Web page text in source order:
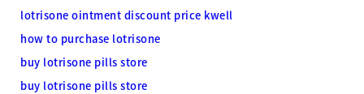
lotrisone ointment discount price kwell
how to purchase lotrisone
buy lotrisone pills store
buy lotrisone pills store